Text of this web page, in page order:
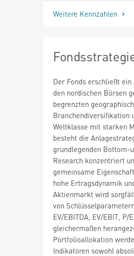
Weitere Kennzahlen
Der Fonds erschließt
den nordischen Börsen
begrenzten
Branchendiversifikation
Weltklasse mit starken
besteht die
grundlegenden Bottom-
Research konzentriert
gemeinsame
hohe Ertragsdynamik
Aktienmarkt wird
von
EV/EBITDA, EV/EBIT,
gleichermaßen
Portfolioallokation
Indikatoren sowohl